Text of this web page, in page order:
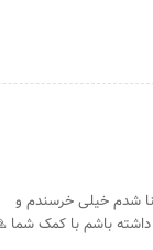
شدم خیلی خرسندم و
باشم با کمک شما